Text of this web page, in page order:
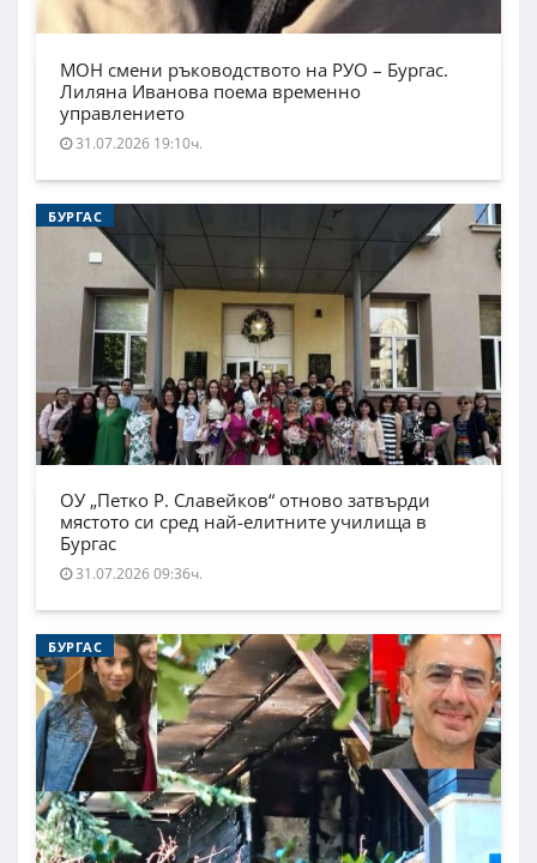
МОН смени ръководството на РУО – Бургас.
Лиляна Иванова поема временно
управлението
31.07.2026 19:10ч.
БУРГАС
ОУ „Петко Р. Славейков“ отново затвърди
мястото си сред най-елитните училища в
Бургас
31.07.2026 09:36ч.
БУРГАС